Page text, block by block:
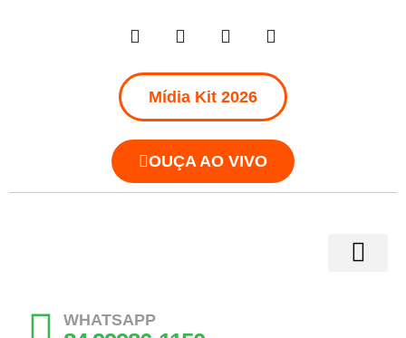
Mídia Kit 2026
OUÇA AO VIVO
WHATSAPP